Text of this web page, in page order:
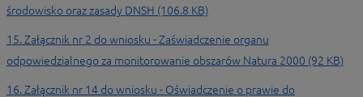
środowisko oraz zasady DNSH (106.8 KB)
15. Załącznik nr 2 do wniosku - Zaświadczenie organu
odpowiedzialnego za monitorowanie obszarów Natura 2000 (92 KB)
16. Załącznik nr 14 do wniosku - Oświadczenie o prawie do